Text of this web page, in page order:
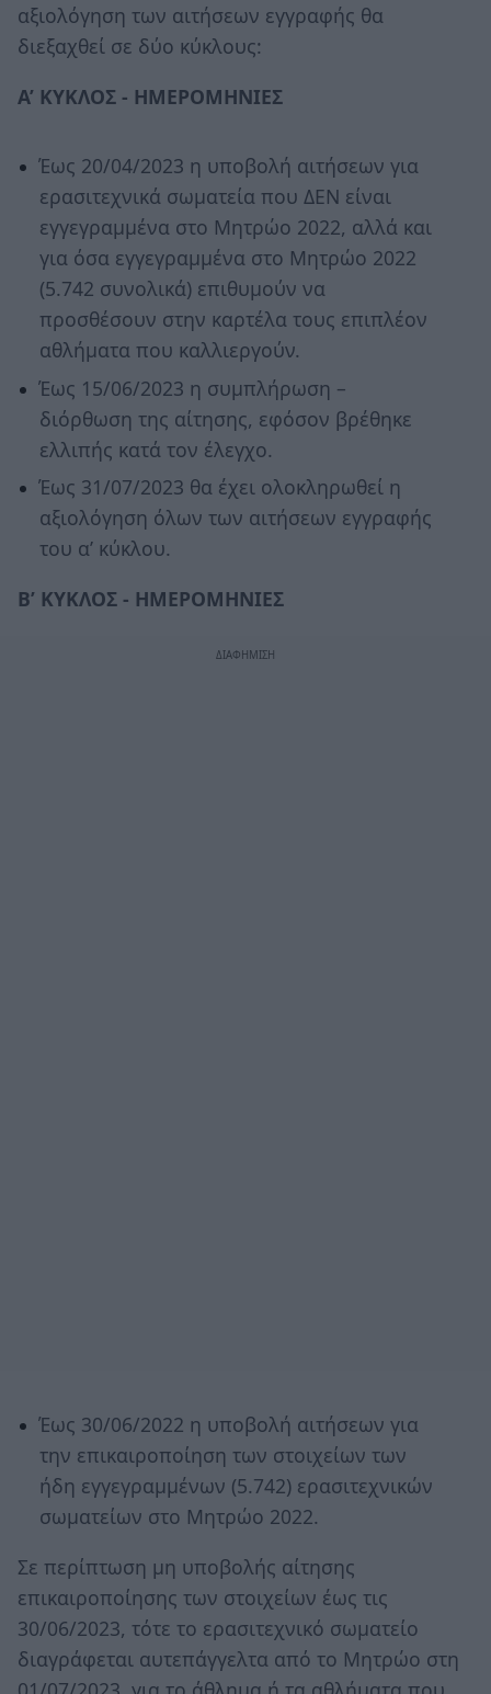
αξιολόγηση των αιτήσεων εγγραφής θα
διεξαχθεί σε δύο κύκλους:
Α’ ΚΥΚΛΟΣ - ΗΜΕΡΟΜΗΝΙΕΣ
Έως 20/04/2023 η υποβολή αιτήσεων για
ερασιτεχνικά σωματεία που ΔΕΝ είναι
εγγεγραμμένα στο Μητρώο 2022, αλλά και
για όσα εγγεγραμμένα στο Μητρώο 2022
(5.742 συνολικά) επιθυμούν να
προσθέσουν στην καρτέλα τους επιπλέον
αθλήματα που καλλιεργούν.
Έως 15/06/2023 η συμπλήρωση –
διόρθωση της αίτησης, εφόσον βρέθηκε
ελλιπής κατά τον έλεγχο.
Έως 31/07/2023 θα έχει ολοκληρωθεί η
αξιολόγηση όλων των αιτήσεων εγγραφής
του α’ κύκλου.
Β’ ΚΥΚΛΟΣ - ΗΜΕΡΟΜΗΝΙΕΣ
Έως 30/06/2022 η υποβολή αιτήσεων για
την επικαιροποίηση των στοιχείων των
ήδη εγγεγραμμένων (5.742) ερασιτεχνικών
σωματείων στο Μητρώο 2022.
Σε περίπτωση μη υποβολής αίτησης
επικαιροποίησης των στοιχείων έως τις
30/06/2023, τότε το ερασιτεχνικό σωματείο
διαγράφεται αυτεπάγγελτα από το Μητρώο στη